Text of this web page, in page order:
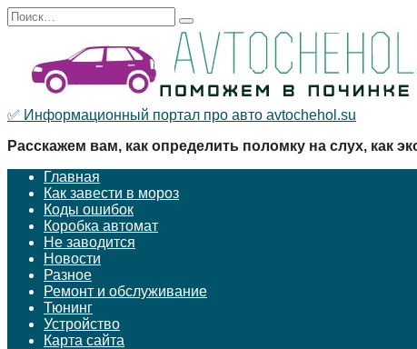
Перейти
к
содержанию
Search
for:
✅ Информационный портал про авто avtochehol.su
Расскажем вам, как определить поломку на слух, как
Главная
Как завести в мороз
Коды ошибок
Коробка автомат
Не заводится
Новости
Разное
Ремонт и обслуживание
Тюнинг
Устройство
Карта сайта